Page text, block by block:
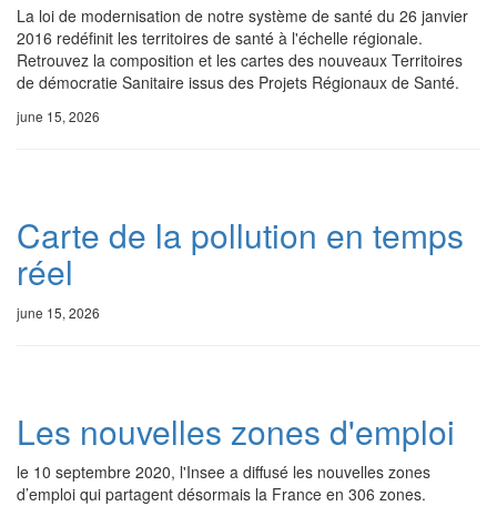
La loi de modernisation de notre système de santé du 26 janvier
2016 redéfinit les territoires de santé à l'échelle régionale.
Retrouvez la composition et les cartes des nouveaux Territoires
de démocratie Sanitaire issus des Projets Régionaux de Santé.
june 15, 2026
Carte de la pollution en temps
réel
june 15, 2026
Les nouvelles zones d'emploi
le 10 septembre 2020, l'Insee a diffusé les nouvelles zones
d’emploi qui partagent désormais la France en 306 zones.